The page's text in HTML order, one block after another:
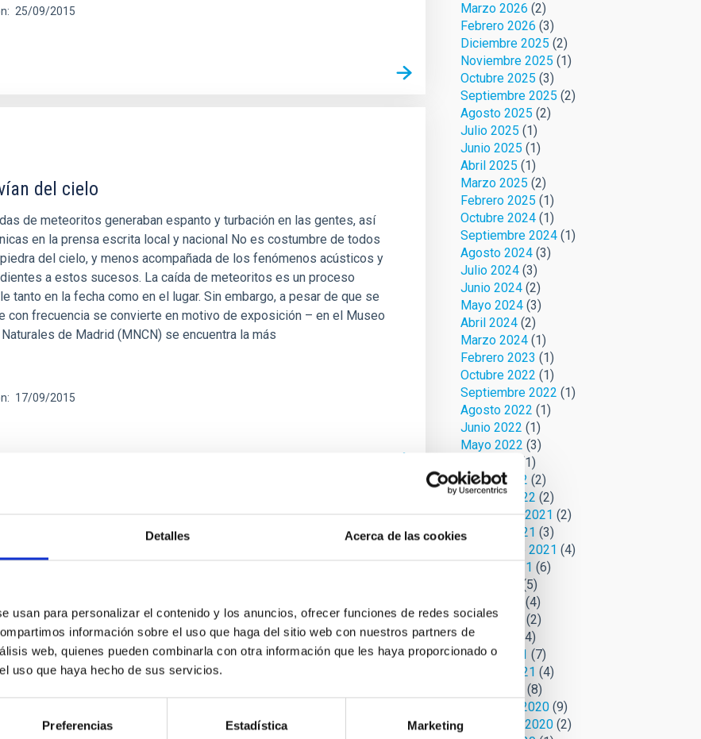
Detalles Acerca de las cookies
usan para personalizar el contenido y los anuncios, ofrecer funciones de redes sociales
información sobre el uso que haga del sitio web con nuestros partners de
web, quienes pueden combinarla con otra información que les haya proporcionado o
uso que haya hecho de sus servicios.
Preferencias Estadística Marketing
25/09/2015
del cielo
de meteoritos generaban espanto y turbación en las gentes, así
en la prensa escrita local y nacional No es costumbre de todos
del cielo, y menos acompañada de los fenómenos acústicos y
a estos sucesos. La caída de meteoritos es un proceso
tanto en la fecha como en el lugar. Sin embargo, a pesar de que se
con frecuencia se convierte en motivo de exposición – en el Museo
de Madrid (MNCN) se encuentra la más
17/09/2015
y todos estaban equivocados
sobre las edades del Sol y de la Tierra, Lord Kelvin no logró
autoridad científica El siglo XIX puede ser considerado el período
las leyes básicas de las Ciencias Naturales y se cuantificaron
naturaleza. Uno de los temas que suscitó más debate fue el de la
lo tanto, de nuestro sol. Ambos cuerpos deberían tener una edad
Marzo 2026 (2)
Febrero 2026 (3)
Diciembre 2025 (2)
Noviembre 2025 (1)
Octubre 2025 (3)
Septiembre 2025 (2)
Agosto 2025 (2)
Julio 2025 (1)
Junio 2025 (1)
Abril 2025 (1)
Marzo 2025 (2)
Febrero 2025 (1)
Octubre 2024(1)
Septiembre 2024(1)
Agosto 2024(3)
Julio 2024(3)
Junio 2024(2)
Mayo 2024(3)
Abril 2024(2)
Marzo 2024(1)
Febrero 2023 (1)
Octubre 2022 (1)
Septiembre 2022 (1)
Agosto 2022 (1)
Junio 2022 (1)
Mayo 2022 (3)
(1)
Marzo 2022 (2)
Febrero 2022 (2)
Noviembre 2021 (2)
Octubre 2021 (3)
Septiembre 2021 (4)
Agosto 2021 (6)
(5)
(4)
Mayo 2021
(2)
Abril 2021
(4)
Marzo 2021 (7)
Febrero 2021 (4)
(8)
Diciembre 2020(9)
Noviembre 2020(2)